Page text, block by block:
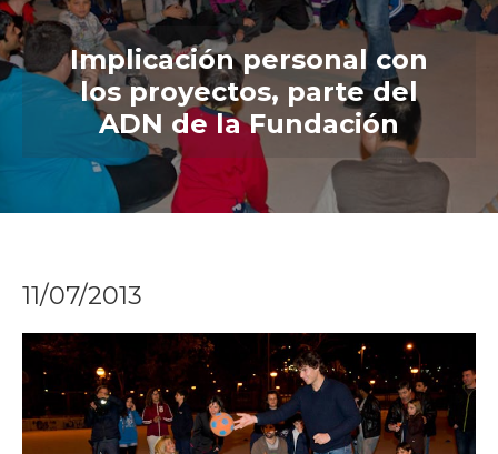
Implicación personal con
los proyectos, parte del
ADN de la Fundación
11/07/2013